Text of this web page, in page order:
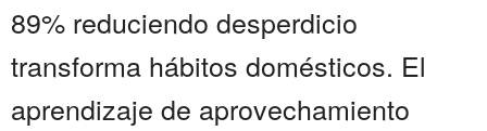
89% reduciendo desperdicio
transforma hábitos domésticos. El
aprendizaje de aprovechamiento